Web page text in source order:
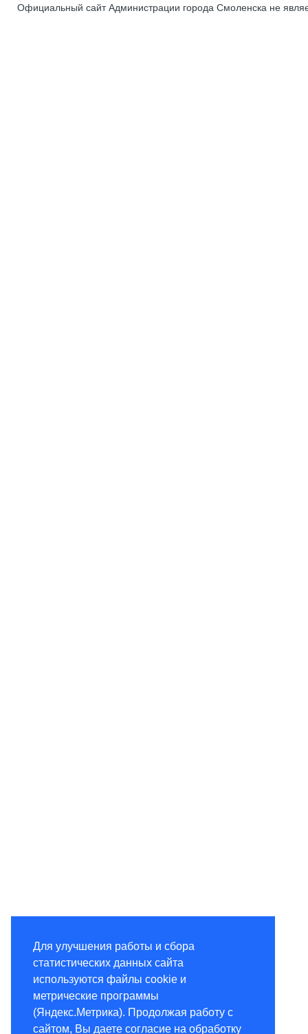
Для улучшения работы и сбора
статистических данных сайта
используются файлы cookie и
метрические программы
(Яндекс.Метрика). Продолжая работу с
сайтом, Вы даете согласие на обработку
Официальный сайт Администрации города Смоленска не